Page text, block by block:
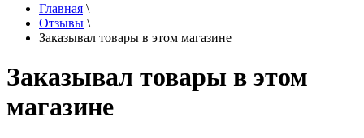
Главная \
Отзывы \
Заказывал товары в этом магазине
Заказывал товары в этом
магазине